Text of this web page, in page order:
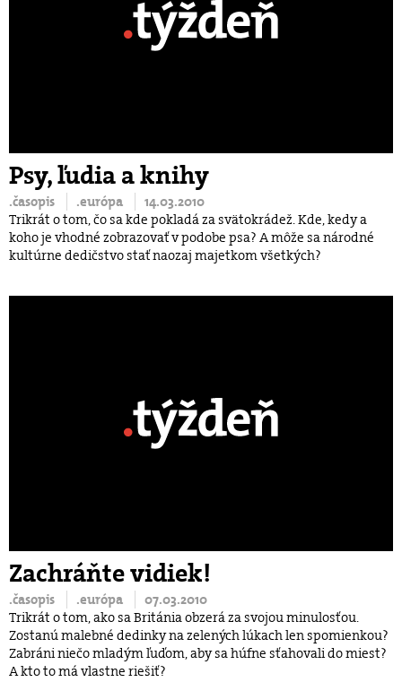
Psy, ľudia a knihy
.časopis .európa
14.03.2010
Trikrát o tom, čo sa kde pokladá za svätokrádež. Kde, kedy a
koho je vhodné zobrazovať v podobe psa? A môže sa národné
kultúrne dedičstvo stať naozaj majetkom všetkých?
Zachráňte vidiek!
.časopis .európa
07.03.2010
Trikrát o tom, ako sa Británia obzerá za svojou minulosťou.
Zostanú malebné dedinky na zelených lúkach len spomienkou?
Zabráni niečo mladým ľuďom, aby sa húfne sťahovali do miest?
A kto to má vlastne riešiť?